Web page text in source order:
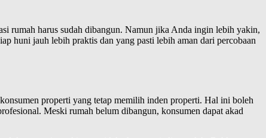
rumah harus sudah dibangun. Namun jika Anda ingin lebih yakin,
huni jauh lebih praktis dan yang pasti lebih aman dari percobaan
properti yang tetap memilih inden properti. Hal ini boleh
Meski rumah belum dibangun, konsumen dapat akad